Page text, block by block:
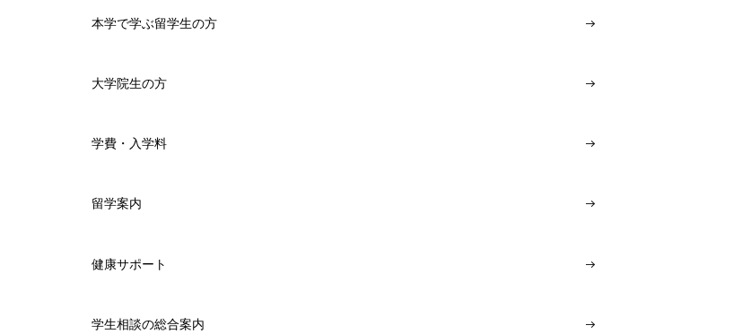
本学で学ぶ留学生の方
大学院生の方
学費・入学料
留学案内
健康サポート
学生相談の総合案内